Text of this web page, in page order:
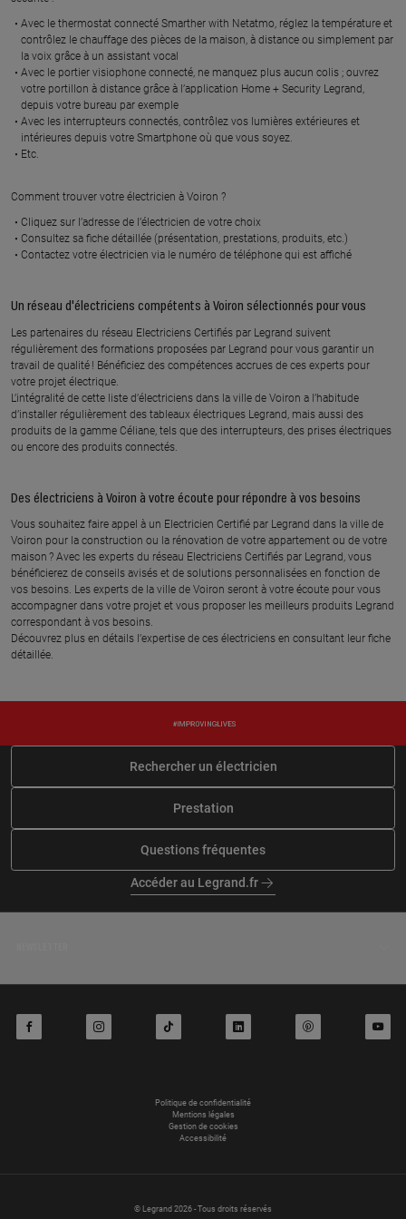
À 30.4 km km
CITY LIGHT
9 lotissement le nivolon, 38760
VARCES ALLIERES ET RISSET
En savoir plus
NEXT ELEC
chemin des planches, 38250
En savoir plus
À 32.8 km km
FREDERIC BILLION
281 rue du puits, 38530
CHAPAREILLAN
CECON ELECTRICITE MCE
99 allee des lilas, 38530
BARRAUX
À 33.2 km km
SUPTIL ELECTRICITE
235 impasse des chataigniers,
38300 RUY MONTCEAU
En savoir plus
À 33.3 km km
BEAUDOING JEAN
CLAUDE
195 avenue albert pietri, 38250
VILLARD DE LANS
À 34.4 km km
INOV ELEC REPITON
85 impasse de la gloriette, 38160
CHATTE
En savoir plus
À 34.6 km km
BERTHOLON MICKAEL
67 rue de la liberte, 38300
BOURGOIN JALLIEU
AMVE DE MONTELEC
63 rue lavoisier, 38300 BOURGOIN
En savoir plus
À 35.3 km km
1 avenue d argenson, 38450 VIF
À 36.7 km km
GENI
542 chemin de culet, 38510
SERMERIEU
À 40.9 km km
lieu dit les allards, 38220
LAFFREY
À 41 km km
417 rue des coteaux, 38220
SAINT PIERRE DE MESAGE
Avec le thermostat connecté Smarther with Netatmo, réglez la température et
contrôlez le chauffage des pièces de la maison, à distance ou simplement par
la voix grâce à un assistant vocal
Avec le portier visiophone connecté, ne manquez plus aucun colis ; ouvrez
votre portillon à distance grâce à l’application Home + Security Legrand,
depuis votre bureau par exemple
Avec les interrupteurs connectés, contrôlez vos lumières extérieures et
intérieures depuis votre Smartphone où que vous soyez.
Etc.
Comment trouver votre électricien à Voiron ?
Cliquez sur l’adresse de l’électricien de votre choix
Consultez sa fiche détaillée (présentation, prestations, produits, etc.)
Contactez votre électricien via le numéro de téléphone qui est affiché
Un réseau d'électriciens compétents à Voiron sélectionnés pour vous
Les partenaires du réseau Electriciens Certifiés par Legrand suivent
régulièrement des formations proposées par Legrand pour vous garantir un
travail de qualité ! Bénéficiez des compétences accrues de ces experts pour
votre projet électrique.
L’intégralité de cette liste d’électriciens dans la ville de Voiron a l’habitude
d’installer régulièrement des tableaux électriques Legrand, mais aussi des
produits de la gamme Céliane, tels que des interrupteurs, des prises électriques
ou encore des produits connectés.
Des électriciens à Voiron à votre écoute pour répondre à vos besoins
Vous souhaitez faire appel à un Electricien Certifié par Legrand dans la ville de
Voiron pour la construction ou la rénovation de votre appartement ou de votre
maison ? Avec les experts du réseau Electriciens Certifiés par Legrand, vous
bénéficierez de conseils avisés et de solutions personnalisées en fonction de
vos besoins. Les experts de la ville de Voiron seront à votre écoute pour vous
accompagner dans votre projet et vous proposer les meilleurs produits Legrand
correspondant à vos besoins.
Découvrez plus en détails l’expertise de ces électriciens en consultant leur fiche
détaillée.
Rechercher un électricien
Prestation
Questions fréquentes
Accéder au Legrand.fr
facebook instagram tiktok linkedin pinterest youtube
© Legrand 2026 - Tous droits réservés
Politique de confidentialité
Mentions légales
Gestion de cookies
Accessibilité